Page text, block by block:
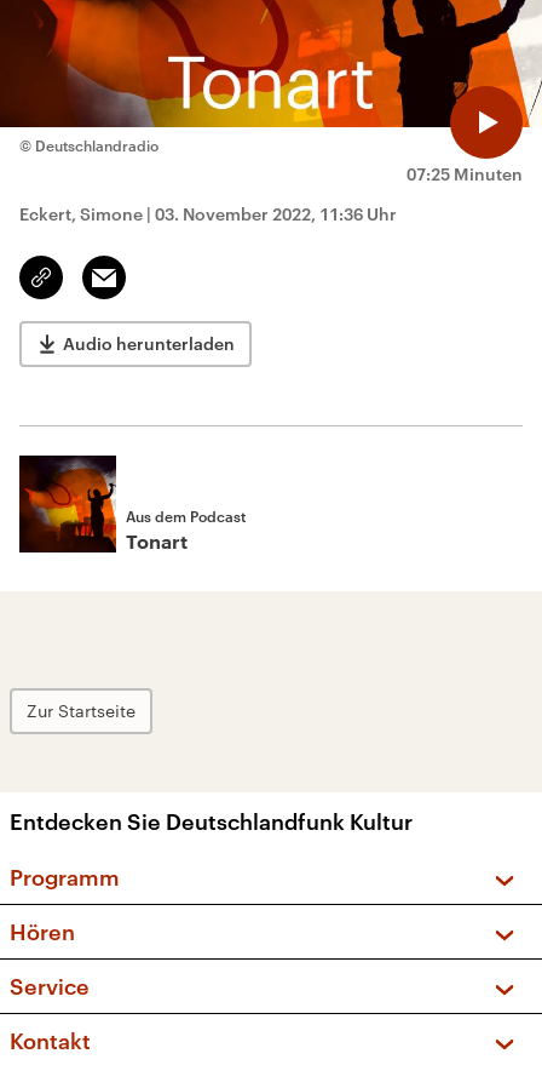
07:25 Minuten
© Deutschlandradio
Eckert, Simone | 03. November 2022, 11:36 Uhr
Link
kopieren/teilen
Email
Audio herunterladen
Aus dem Podcast
Tonart
Zur Startseite
Entdecken Sie Deutschlandfunk Kultur
Programm
Sendungen und Podcasts
Musikliste
Kakadu – Das Kinderprogramm
Hören
Frequenzen (UKW + DAB+)
Service
FAQ
Kontakt